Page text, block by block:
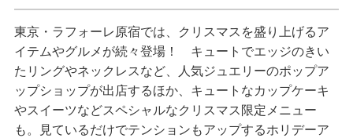
東京・ラフォーレ原宿では、クリスマスを盛り上げるア
イテムやグルメが続々登場！ キュートでエッジのきい
たリングやネックレスなど、人気ジュエリーのポップア
ップショップが出店するほか、キュートなカップケーキ
スイーツなどスペシャルなクリスマス限定メニュー
も。見ているだけでテンションもアップするホリデーア